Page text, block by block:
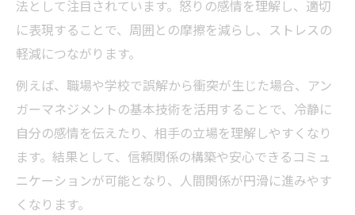
法として注目されています。怒りの感情を理解し、適切
に表現することで、周囲との摩擦を減らし、ストレスの
軽減につながります。
例えば、職場や学校で誤解から衝突が生じた場合、アン
ガーマネジメントの基本技術を活用することで、冷静に
自分の感情を伝えたり、相手の立場を理解しやすくなり
ます。結果として、信頼関係の構築や安心できるコミュ
ニケーションが可能となり、人間関係が円滑に進みやす
くなります。